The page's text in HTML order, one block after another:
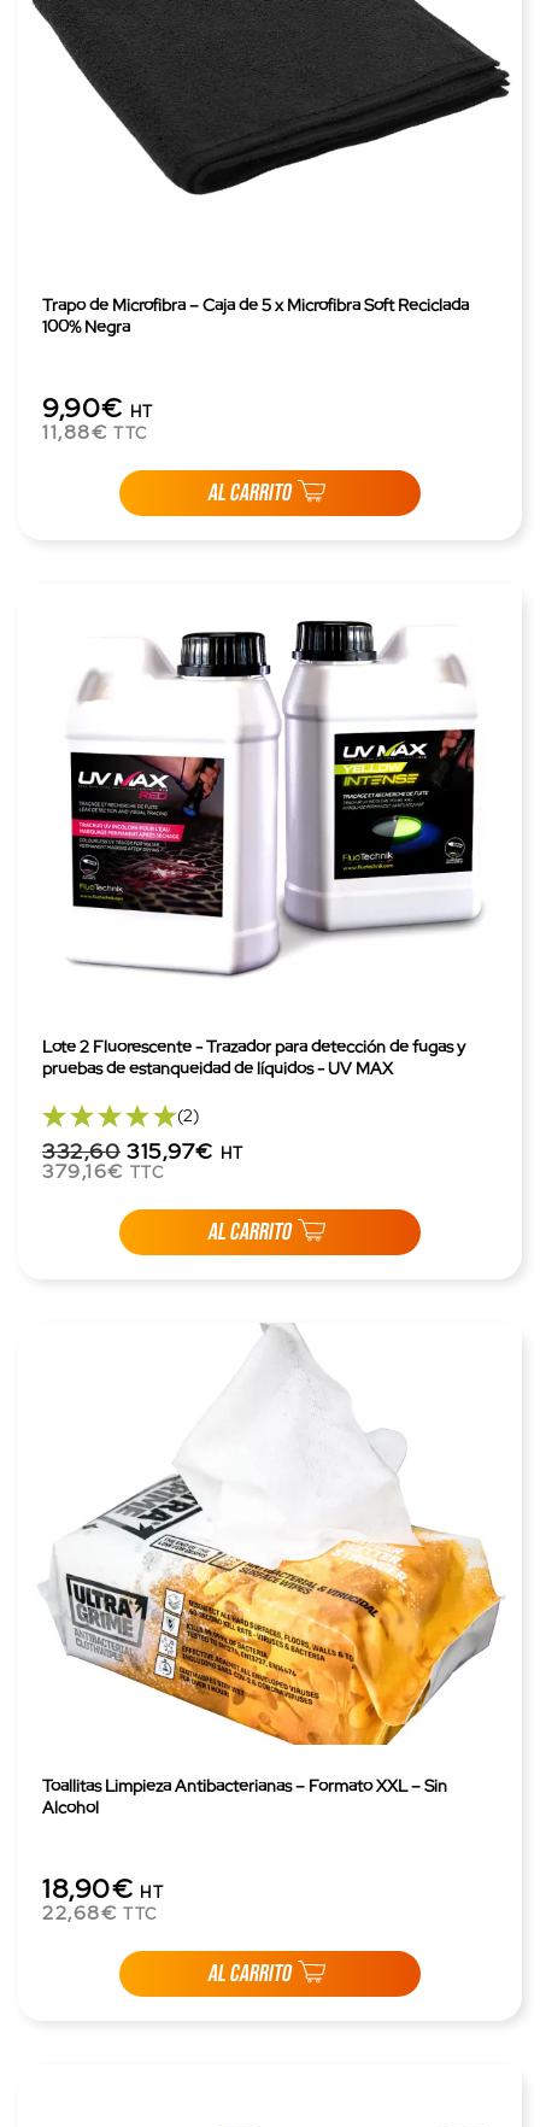
Trapo de Microfibra – Caja de 5 x Microfibra Soft Reciclada
100% Negra
9,90€ HT
11,88€ TTC
AL CARRITO
Lote 2 Fluorescente - Trazador para detección de fugas y
pruebas de estanqueidad de líquidos - UV MAX
(2)
332,60 315,97€ HT
379,16€ TTC
AL CARRITO
Toallitas Limpieza Antibacterianas – Formato XXL – Sin
Alcohol
18,90€ HT
22,68€ TTC
AL CARRITO